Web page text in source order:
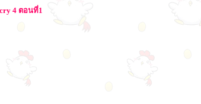
4 ตอนที่1